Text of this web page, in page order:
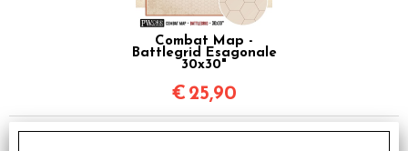
Combat Map -
Battlegrid Esagonale
30x30"
€ 25,90